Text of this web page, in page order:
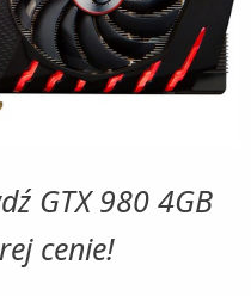
GTX 980 4GB
cenie!